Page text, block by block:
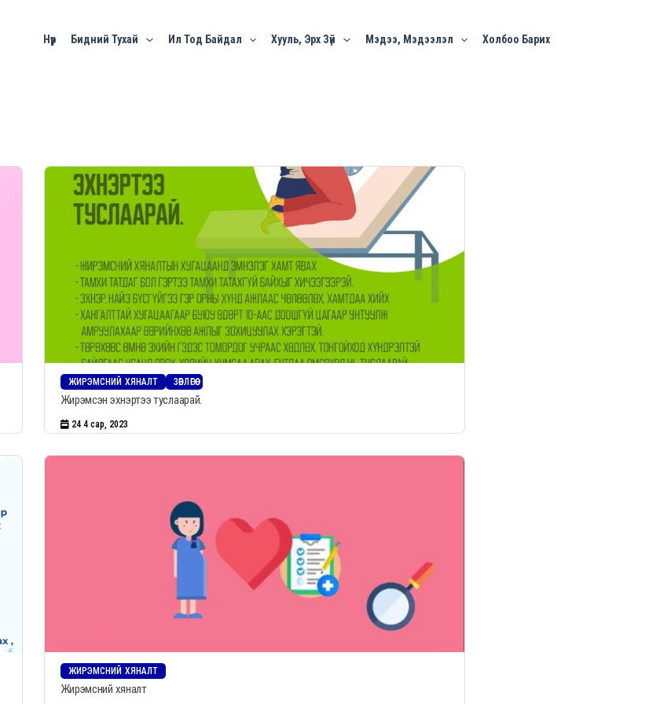
Нүүр Бидний Тухай Ил Тод Байдал Хууль, Эрх Зүй Мэдээ, Мэдээлэл Холбоо Барих
ЖИРЭМСНИЙ ХЯНАЛТ ЗӨВЛӨГӨӨ
Жирэмсэн эхнэртээ туслаарай.
24 4 сар, 2023
ЖИРЭМСНИЙ ХЯНАЛТ
Жирэмсний хяналт